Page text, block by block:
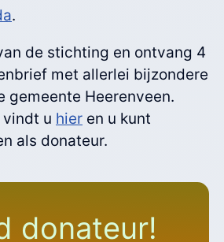
.
de stichting en ontvang 4
met allerlei bijzondere
gemeente Heerenveen.
u hier en u kunt
als donateur.
donateur!